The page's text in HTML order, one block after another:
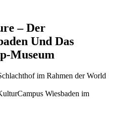
– Der
Und Das
Museum
im Rahmen der World
Wiesbaden im